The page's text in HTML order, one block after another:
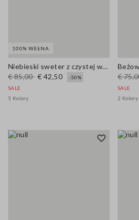
100% WEŁNA
Niebieski sweter z czystej wełny w luźnym kroju
€ 85,00 € 42,50
-50%
SALE
5 Kolory
€
SALE
2 Kolory